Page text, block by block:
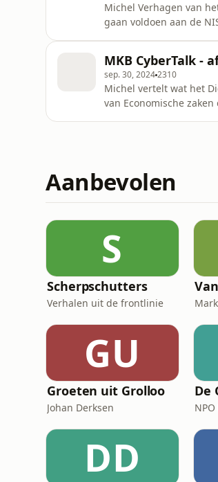
Michel Verhagen van
gaan voldoen aan de
de vitale sectoren
MKB CyberTalk -
sep. 30, 20242310
Michel vertelt wat het
van Economische
Aanbevolen
S
Scherpschutters
Verhalen uit de frontlinie Mark
GU
Groeten uit Grolloo
Johan Derksen
DD